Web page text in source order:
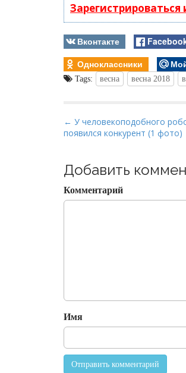
Вконтакте
Одноклассники
Tags: весна весна 2018
P
o
t
n
a
n
← У человекоподобного
появился конкурент (1 фото)
Добавить
Комментарий
Имя